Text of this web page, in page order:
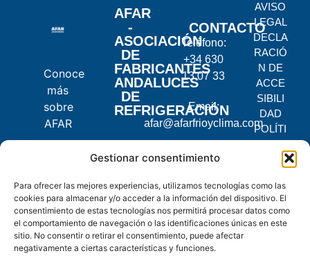
Gestionar consentimiento
Para ofrecer las mejores experiencias, utilizamos tecnologías como las
cookies para almacenar y/o acceder a la información del dispositivo. El
consentimiento de estas tecnologías nos permitirá procesar datos como
el comportamiento de navegación o las identificaciones únicas en este
sitio. No consentir o retirar el consentimiento, puede afectar
negativamente a ciertas características y funciones.
Conoce
más
sobre
AFAR
AFAR
-
ASOCIACIÓN
DE
FABRICANTES
ANDALUCES
DE
REFRIGERACIÓN
CONTACTO
Teléfono:
+34 630
13 07 33
Email:
afar@afarfrioyclima.com
C.
2, 14900
Lucena,
Córdoba
AVISO
LEGAL
DECLA
RACIÓ
N DE
ACCE
SIBILI
DAD
POLÍTI
CA DE
PRIVA
POLÍTI
CA DE
COOKI